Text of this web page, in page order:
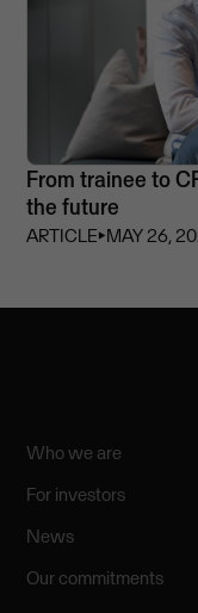
From trainee to
the future
ARTICLE⏵MAY 26,
Who we are
For investors
News
Our commitments